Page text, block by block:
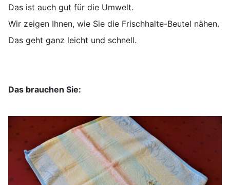
Das ist auch gut für die Umwelt.
Wir zeigen Ihnen, wie Sie die Frischhalte-Beutel nähen.
Das geht ganz leicht und schnell.
Das brauchen Sie: